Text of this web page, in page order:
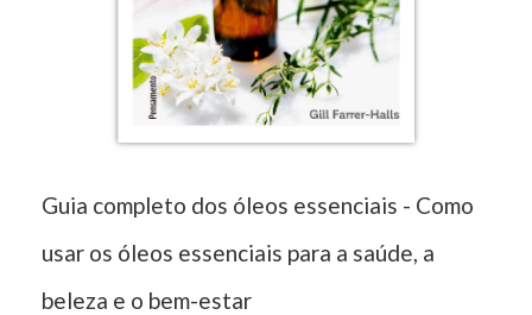
Guia completo dos óleos essenciais - Como
usar os óleos essenciais para a saúde, a
beleza e o bem-estar